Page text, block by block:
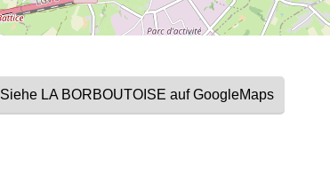
Siehe LA BORBOUTOISE auf GoogleMaps